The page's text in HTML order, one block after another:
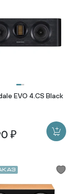
EVO 4.СS Black
₽